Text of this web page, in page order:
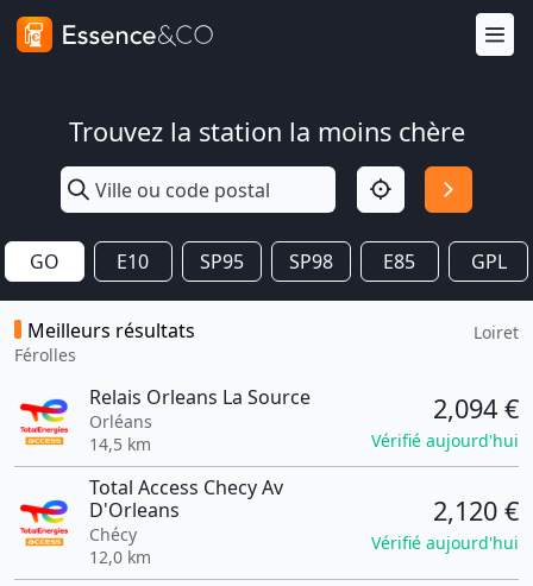
Trouvez la station la moins chère
GO E10 SP95 SP98 E85 GPL
Meilleurs résultats
Férolles
Loiret
Relais Orleans La Source
Orléans
14,5 km
2,094 €
Vérifié aujourd'hui
Total Access Checy Av
D'Orleans
Chécy
12,0 km
2,120 €
Vérifié aujourd'hui